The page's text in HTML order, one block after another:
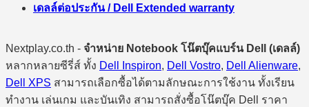
เดลล์ต่อประกัน / Dell Extended warranty
Nextplay.co.th - จำหน่าย Notebook โน๊ตบุ๊คแบร์น Dell (เดลล์)
หลากหลายซีรี่ส์ ทั้ง Dell Inspiron, Dell Vostro, Dell Alienware,
Dell XPS สามารถเลือกซื้อได้ตามลักษณะการใช้งาน ทั้งเรียน
ทำงาน เล่นเกม และบันเทิง สามารถสั่งซื้อโน๊ตบุ๊ค Dell ราคา